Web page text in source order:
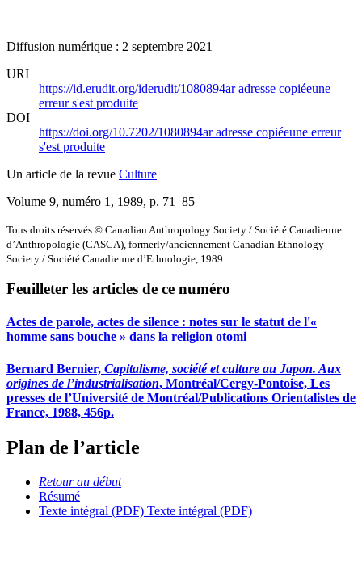
Diffusion numérique : 2 septembre 2021
URI
https://id.erudit.org/iderudit/1080894aradresse copiéeune
erreur s'est produite
DOI
https://doi.org/10.7202/1080894aradresse copiéeune erreur
s'est produite
Un article de la revue Culture
Volume 9, numéro 1, 1989, p. 71–85
Tous droits réservés © Canadian Anthropology Society / Société Canadienne
d’Anthropologie (CASCA), formerly/anciennement Canadian Ethnology
Society / Société Canadienne d’Ethnologie, 1989
Feuilleter les articles de ce numéro
Actes de parole, actes de silence : notes sur le statut de l'«
homme sans bouche » dans la religion otomi
Bernard Bernier, Capitalisme, société et culture au Japon. Aux
origines de l’industrialisation, Montréal/Cergy-Pontoise, Les
presses de l’Université de Montréal/Publications Orientalistes de
France, 1988, 456p.
Plan de l’article
Retour au début
Résumé
Texte intégral (PDF) Texte intégral (PDF)